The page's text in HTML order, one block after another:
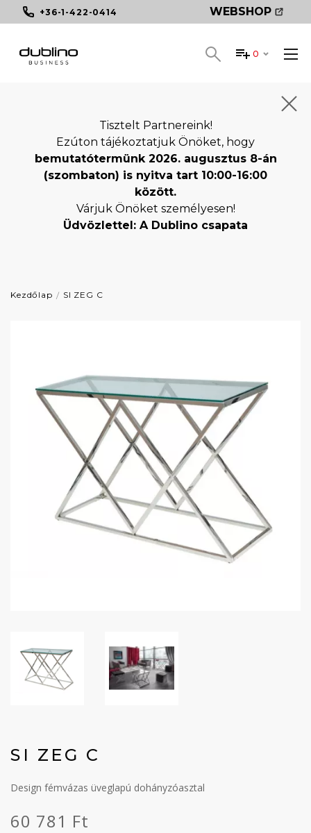
+36-1-422-0414 WEBSHOP
0
Tisztelt Partnereink!
Ezúton tájékoztatjuk Önöket, hogy
bemutatótermünk 2026. augusztus 8-án
(szombaton) is nyitva tart 10:00-16:00
között.
Várjuk Önöket személyesen!
Üdvözlettel: A Dublino csapata
Kezdőlap SI ZEG C
SI ZEG C
Design fémvázas üveglapú dohányzóasztal
60 781 Ft